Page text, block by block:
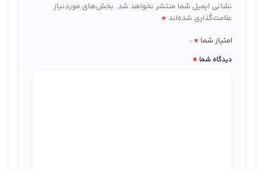
نشانی ایمیل شما منتشر نخواهد شد. بخش‌های موردنیاز
علامت‌گذاری شده‌اند *
امتیاز شما *
دیدگاه شما *